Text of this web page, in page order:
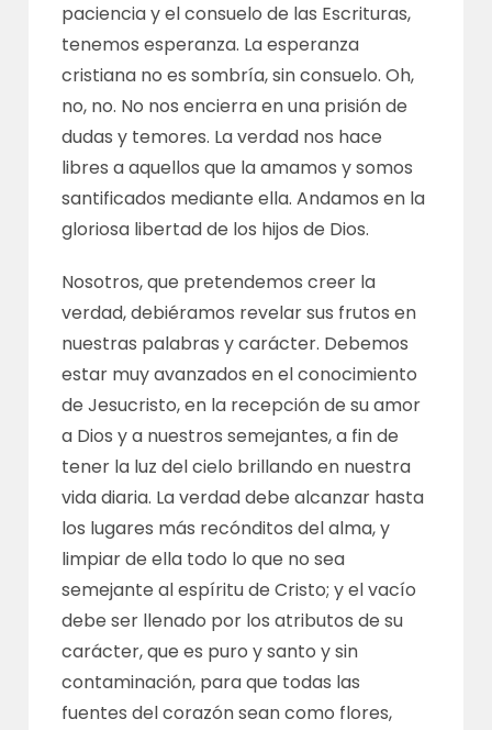
paciencia y el consuelo de las Escrituras,
tenemos esperanza. La esperanza
cristiana no es sombría, sin consuelo. Oh,
no, no. No nos encierra en una prisión de
dudas y temores. La verdad nos hace
libres a aquellos que la amamos y somos
santificados mediante ella. Andamos en la
gloriosa libertad de los hijos de Dios.
Nosotros, que pretendemos creer la
verdad, debiéramos revelar sus frutos en
nuestras palabras y carácter. Debemos
estar muy avanzados en el conocimiento
de Jesucristo, en la recepción de su amor
a Dios y a nuestros semejantes, a fin de
tener la luz del cielo brillando en nuestra
vida diaria. La verdad debe alcanzar hasta
los lugares más recónditos del alma, y
limpiar de ella todo lo que no sea
semejante al espíritu de Cristo; y el vacío
debe ser llenado por los atributos de su
carácter, que es puro y santo y sin
contaminación, para que todas las
fuentes del corazón sean como flores,